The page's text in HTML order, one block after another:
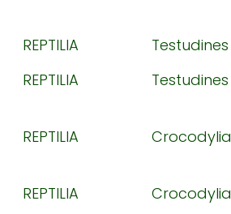
REPTILIA Testudines
REPTILIA
Testudines
REPTILIA Crocodylia
REPTILIA Crocodylia